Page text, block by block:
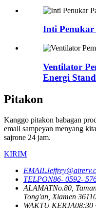
Inti Penukar
Ventilator
Energi
Pitakon
Kanggo pitakon babagan
email sampeyan menyang
sajrone 24 jam.
KIRIM
EMAIL
TELPON86- 0592-
ALAMATNo.80,
Tong'an, Xiamen
WAKTU KERJA08:30